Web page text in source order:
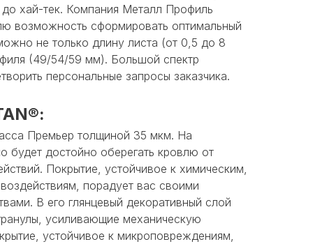
хай-тек. Компания Металл Профиль
возможность сформировать оптимальный
не только длину листа (от 0,5 до 8
(49/54/59 мм). Большой спектр
персональные запросы заказчика.
Премьер толщиной 35 мкм. На
будет достойно оберегать кровлю от
Покрытие, устойчивое к химическим,
порадует вас своими
В его глянцевый декоративный слой
усиливающие механическую
устойчивое к микроповреждениям,